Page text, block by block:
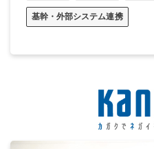
基幹・外部システム連携